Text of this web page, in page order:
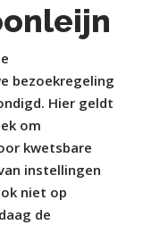
bezoekregeling
Hier geldt
om
kwetsbare
instellingen
niet op
de